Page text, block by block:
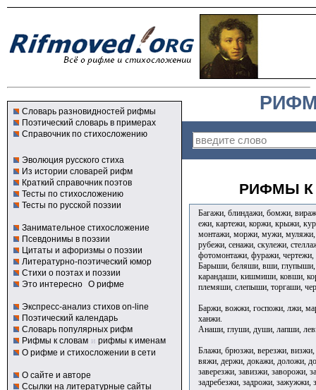
Словарь разновидностей рифмы
Поэтический словарь в примерах
Справочник по стихосложению
Эволюция русского стиха
Из истории словарей рифм
Краткий справочник поэтов
Тесты по стихосложению
Тесты по русской поэзии
Занимательное стихосложение
Псевдонимы в поэзии
Цитаты и афоризмы о поэзии
Литературно-поэтический юмор
Стихи о поэтах и поэзии
Это интересно О рифме
Экспресс-анализ стихов on-line
Поэтический календарь
Словарь популярных рифм
Рифмы к словам и рифмы к именам
О рифме и стихосложении в сети
О сайте и авторе
Ссылки на литературные сайты
РИФМЫ К
Багажи, блиндажи, бомжи,
ежи, картежи, коржи, крыжи,
монтажи, моржи, мужи,
рубежи, сенажи, скулежи,
фотомонтажи, фуражи,
Барыши, беляши, вши,
карандаши, кишмиши, ковши,
племяши, слепыши, торгаши,
Баржи, вожжи, госпожи, лжи,
ханжи.
Анаши, глуши, души, лапши,
Блажи, брюзжи, верезжи,
вяжи, держи, докажи, доложи,
заверезжи, завизжи, заворожи,
задребезжи, задрожи, зажужжи,